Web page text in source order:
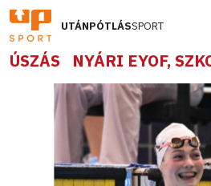
UTÁNPÓTLÁSSPORT
ÚSZÁS NYÁRI EYOF,